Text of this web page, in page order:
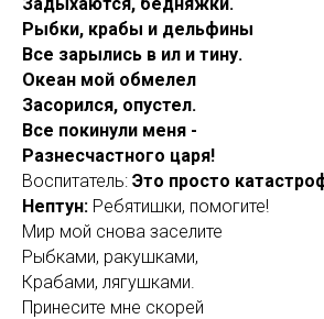
Рыбки, крабы и дельфины
Все зарылись в ил и тину.
Океан мой обмелел
Засорился, опустел.
Все покинули меня -
Разнесчастного царя!
Воспитатель: Это просто
Нептун: Ребятишки, помогите!
Мир мой снова заселите
Рыбками, ракушками,
Крабами, лягушками.
Принесите мне скорей